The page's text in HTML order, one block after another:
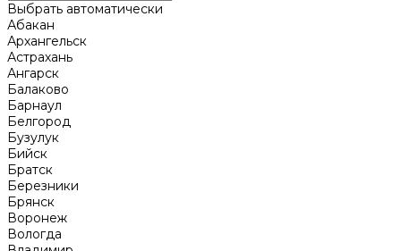
Выбрать автоматически
Абакан
Архангельск
Астрахань
Ангарск
Балаково
Барнаул
Белгород
Бузулук
Бийск
Братск
Березники
Брянск
Воронеж
Вологда